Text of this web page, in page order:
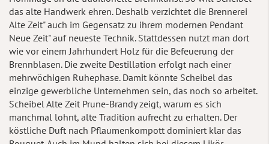
das alte Handwerk ehren. Deshalb verzichtet die Brennerei
Alte Zeit" auch im Gegensatz zu ihrem modernen Pendant
Neue Zeit" auf neueste Technik. Stattdessen nutzt man dort
wie vor einem Jahrhundert Holz für die Befeuerung der
Brennblasen. Die zweite Destillation erfolgt nach einer
mehrwöchigen Ruhephase. Damit könnte Scheibel das
einzige gewerbliche Unternehmen sein, das noch so arbeitet.
Scheibel Alte Zeit Prune-Brandy zeigt, warum es sich
manchmal lohnt, alte Tradition aufrecht zu erhalten. Der
köstliche Duft nach Pflaumenkompott dominiert klar das